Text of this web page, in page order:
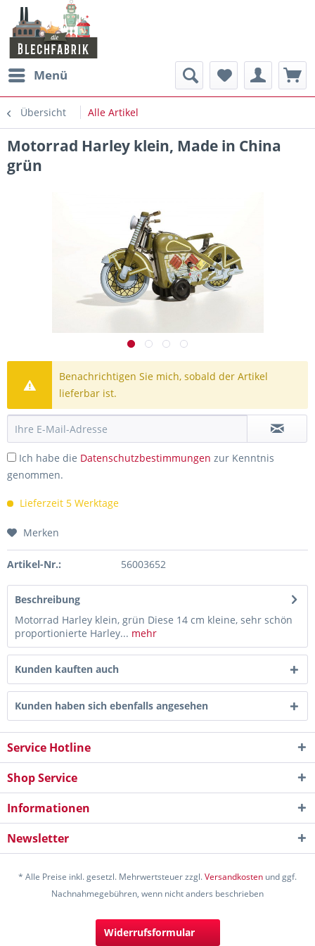
Menü
Übersicht Alle Artikel
Motorrad Harley klein, Made in China
grün
Benachrichtigen Sie mich, sobald der Artikel
lieferbar ist.
Ich habe die Datenschutzbestimmungen zur Kenntnis
genommen.
Lieferzeit 5 Werktage
Merken
Artikel-Nr.: 56003652
Beschreibung
Motorrad Harley klein, grün Diese 14 cm kleine, sehr schön
proportionierte Harley... mehr
Kunden kauften auch
Kunden haben sich ebenfalls angesehen
Service Hotline
Shop Service
Informationen
Newsletter
* Alle Preise inkl. gesetzl. Mehrwertsteuer zzgl.Versandkosten und ggf.
Nachnahmegebühren, wenn nicht anders beschrieben
Widerrufsformular